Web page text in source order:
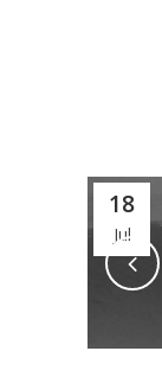
18
Jul